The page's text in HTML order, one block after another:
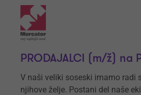
PRODAJALCI (m/ž) na
V naši veliki soseski imamo radi
njihove želje. Postani del naše